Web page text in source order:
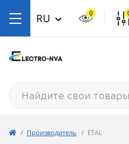
RU 0
Производитель ETAL